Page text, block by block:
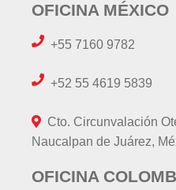
OFICINA MÉXICO
+55 7160 9782
+52 55 4619 5839
Cto. Circunvalación
Naucalpan de Juárez,
OFICINA